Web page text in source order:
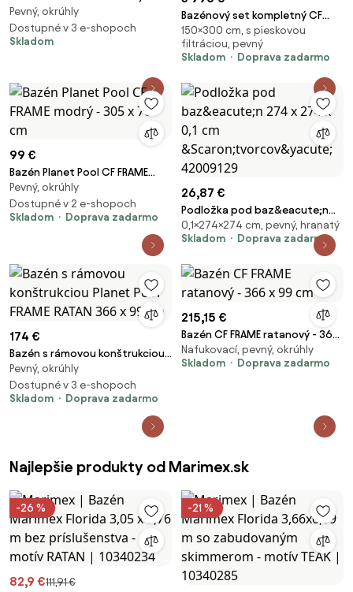
1,22 m 0062
Pevný, okrúhly
Dostupné v 3 e-shopoch
Skladom
Bazénový set kompletný CF
Block Planet Pool 6x3x1,5 m
150×300 cm, s pieskovou
filtráciou, pevný
Skladom
Doprava zadarmo
99 €
Bazén Planet Pool CF FRAME
modrý - 305 x 76 cm
Pevný, okrúhly
Dostupné v 2 e-shopoch
Skladom
Doprava zadarmo
26,87 €
Podložka pod baz&eacute;n
274 x 274 x 0,1 cm
&Scaron;tvorcov&yacute;
0,1×274×274 cm, pevný, hranatý
Skladom
Doprava zadarmo
174 €
Bazén s rámovou konštrukciou
Planet Pool FRAME RATAN 366 x
99 cm
Pevný, okrúhly
Dostupné v 3 e-shopoch
Skladom
Doprava zadarmo
215,15 €
Bazén CF FRAME ratanový - 366
x 99 cm
Nafukovací, pevný, okrúhly
Skladom
Doprava zadarmo
Najlepšie produkty od Marimex.sk
-26 %
82,9 €111,91 €
-21 %